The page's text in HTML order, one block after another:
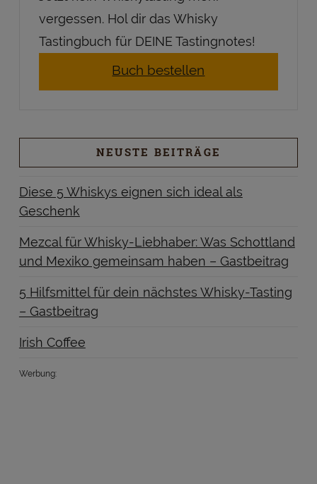
vergessen. Hol dir das Whisky
Tastingbuch für DEINE Tastingnotes!
Buch bestellen
NEUSTE BEITRÄGE
Diese 5 Whiskys eignen sich ideal als
Geschenk
Mezcal für Whisky-Liebhaber: Was Schottland
und Mexiko gemeinsam haben – Gastbeitrag
5 Hilfsmittel für dein nächstes Whisky-Tasting
– Gastbeitrag
Irish Coffee
Werbung: